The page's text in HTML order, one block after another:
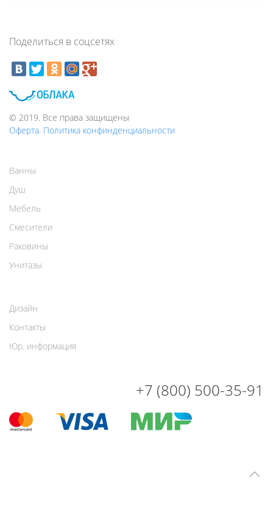
Поделиться в соцсетях
© 2019. Все права защищены
Оферта. Политика конфинденциальности
Ванны
Душ
Мебель
Смесители
Раковины
Унитазы
Дизайн
Контакты
Юр. информация
+7 (800) 500-35-91